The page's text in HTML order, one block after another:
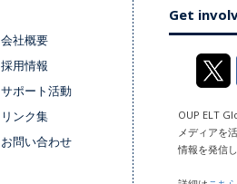
会社概要
採用情報
サポート活動
リンク集
お問い合わせ
Get
OUP ELT
メディアを
情報を発信